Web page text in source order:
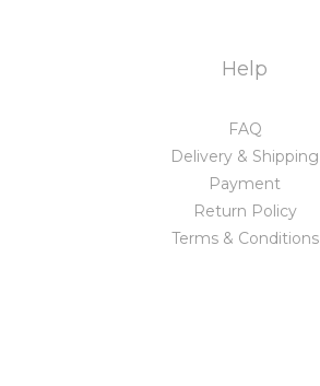
Help
FAQ
Delivery & Shipping
Payment
Return Policy
Terms & Conditions